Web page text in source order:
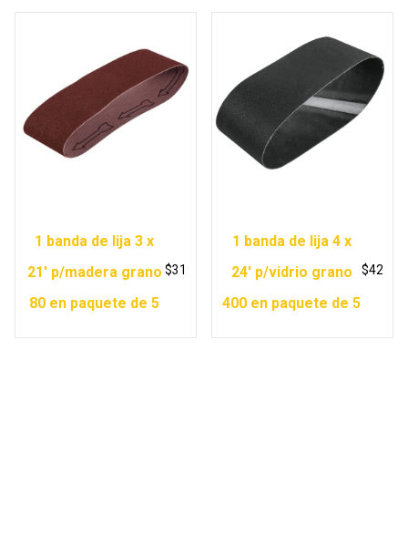
1 banda de lija 3 x
21′ p/madera grano
80 en paquete de 5
$31
1 banda de lija 4 x
24′ p/vidrio grano
400 en paquete de 5
$42